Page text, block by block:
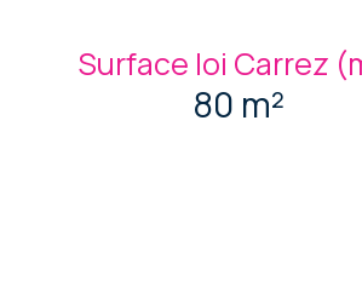
Surface loi Carrez
80 m²